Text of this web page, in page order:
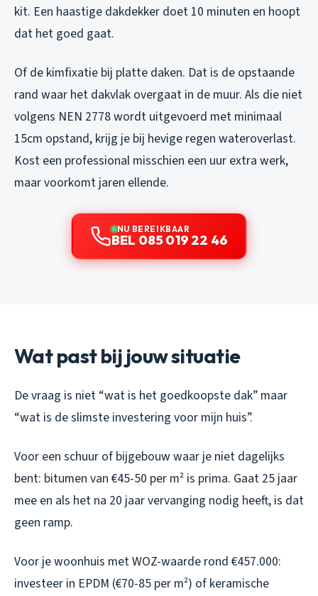
kit. Een haastige dakdekker doet 10 minuten en hoopt
dat het goed gaat.
Of de kimfixatie bij platte daken. Dat is de opstaande
rand waar het dakvlak overgaat in de muur. Als die niet
volgens NEN 2778 wordt uitgevoerd met minimaal
15cm opstand, krijg je bij hevige regen wateroverlast.
Kost een professional misschien een uur extra werk,
maar voorkomt jaren ellende.
NU BEREIKBAAR
BEL 085 019 22 46
Wat past bij jouw situatie
De vraag is niet “wat is het goedkoopste dak” maar
“wat is de slimste investering voor mijn huis”.
Voor een schuur of bijgebouw waar je niet dagelijks
bent: bitumen van €45-50 per m² is prima. Gaat 25 jaar
mee en als het na 20 jaar vervanging nodig heeft, is dat
geen ramp.
Voor je woonhuis met WOZ-waarde rond €457.000:
investeer in EPDM (€70-85 per m²) of keramische